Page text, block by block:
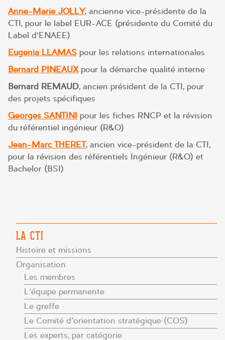
Anne-Marie JOLLY, ancienne vice-présidente de la
CTI, pour le label EUR-ACE (présidente du Comité du
Label d’ENAEE)
Eugenia LLAMAS pour les relations internationales
Bernard PINEAUXpour la démarche qualité interne
Bernard REMAUD, ancien président de la CTI, pour
des projets spécifiques
Georges SANTINI pour les fiches RNCP et la révision
du référentiel ingénieur (R&O)
Jean-Marc THERET, ancien vice-président de la CTI,
pour la révision des référentiels Ingénieur (R&O) et
Bachelor (BSI)
LA CTI
Histoire et missions
Organisation
Les membres
L’équipe permanente
Le greffe
Le Comité d’orientation stratégique (COS)
Les experts, par catégorie